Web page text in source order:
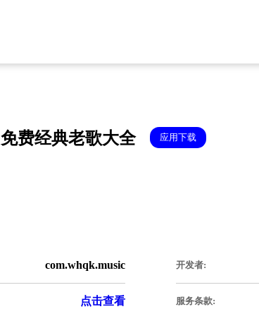
免费经典老歌大全 应用下载
com.whqk.music
点击查看
开发者:
服务条款: